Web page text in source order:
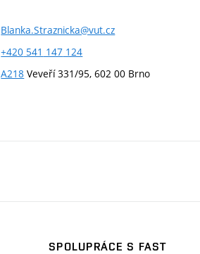
Blanka.Straznicka@vut.cz
+420 541 147 124
A218 Veveří 331/95, 602 00 Brno
SPOLUPRÁCE S FAST